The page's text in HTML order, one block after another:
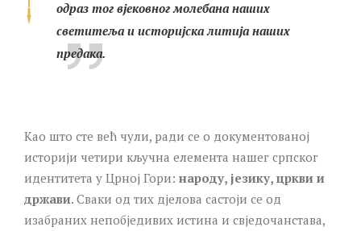
одраз тог вјековног молебана наших
светитеља и историјска литија наших
предака.
Као што сте већ чули, ради се о документованој
историји четири кључна елемента нашег српског
идентитета у Црној Гори: народу, језику, цркви и
држави. Сваки од тих дјелова састоји се од
изабраних непобједивих истина и свједочанстава,